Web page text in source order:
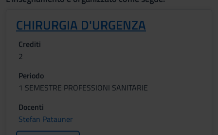
CHIRURGIA D'URGENZA
Crediti
2
Periodo
1 SEMESTRE PROFESSIONI SANITARIE
Docenti
Stefan Patauner